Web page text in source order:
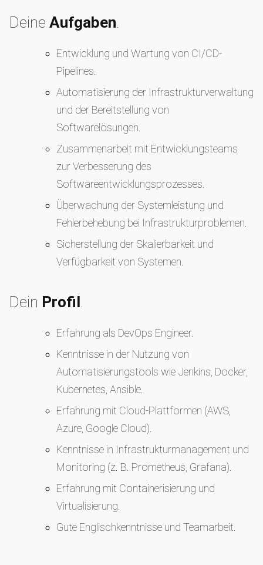
Deine Aufgaben.
Entwicklung und Wartung von CI/CD-
Pipelines.
Automatisierung der Infrastrukturverwaltung
und der Bereitstellung von
Softwarelösungen.
Zusammenarbeit mit Entwicklungsteams
zur Verbesserung des
Softwareentwicklungsprozesses.
Überwachung der Systemleistung und
Fehlerbehebung bei Infrastrukturproblemen.
Sicherstellung der Skalierbarkeit und
Verfügbarkeit von Systemen.
Dein Profil.
Erfahrung als DevOps Engineer.
Kenntnisse in der Nutzung von
Automatisierungstools wie Jenkins, Docker,
Kubernetes, Ansible.
Erfahrung mit Cloud-Plattformen (AWS,
Azure, Google Cloud).
Kenntnisse in Infrastrukturmanagement und
Monitoring (z. B. Prometheus, Grafana).
Erfahrung mit Containerisierung und
Virtualisierung.
Gute Englischkenntnisse und Teamarbeit.